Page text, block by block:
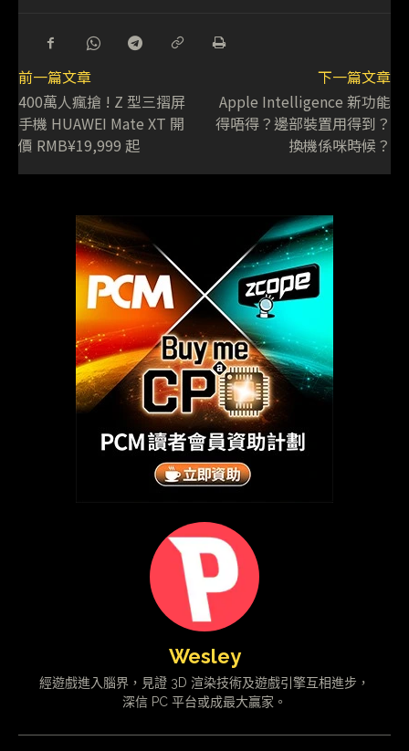
前一篇文章
400萬人瘋搶 ! Z 型三摺屏
手機 HUAWEI Mate XT 開
價 RMB¥19,999 起
下一篇文章
Apple Intelligence 新功能
得唔得？邊部裝置用得到？
換機係咪時候？
Wesley
經遊戲進入腦界，見證 3D 渲染技術及遊戲引擎互相進步，
深信 PC 平台或成最大贏家。